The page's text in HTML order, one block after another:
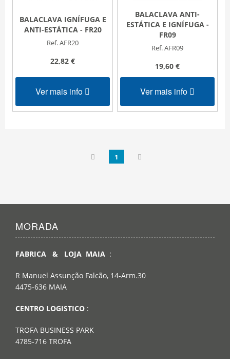
BALACLAVA IGNÍFUGA E
ANTI-ESTÁTICA - FR20
Ref. AFR20
22,82 €
Ver mais info
BALACLAVA ANTI-
ESTÁTICA E IGNÍFUGA -
FR09
Ref. AFR09
19,60 €
Ver mais info
1
MORADA
FABRICA & LOJA MAIA :
R Manuel Assunção Falcão, 14-Arm.30
4475-636 MAIA
CENTRO LOGISTICO :
TROFA BUSINESS PARK
4785-716 TROFA